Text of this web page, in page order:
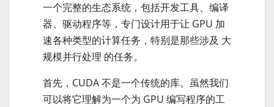
一个完整的生态系统，包括开发工具、编译
器、驱动程序等，专门设计用于让 GPU 加
速各种类型的计算任务，特别是那些涉及 大
规模并行处理 的任务。
首先，CUDA 不是一个传统的库。虽然我们
可以将它理解为一个为 GPU 编写程序的工